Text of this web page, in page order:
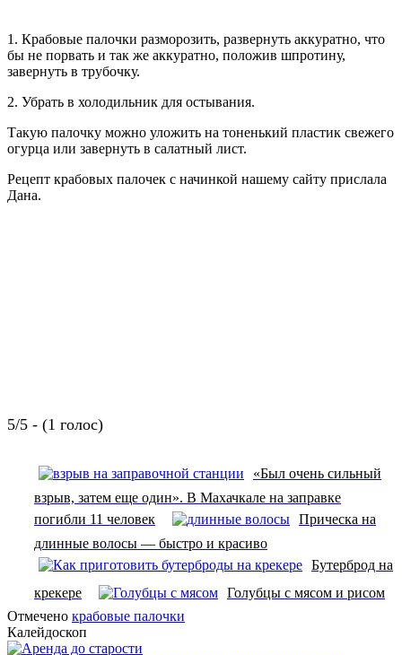
1. Крабовые палочки разморозить, развернуть аккуратно, что
бы не порвать и так же аккуратно, положив шпротину,
завернуть в трубочку.
2. Убрать в холодильник для остывания.
Такую палочку можно уложить на тоненький пластик свежего
огурца или завернуть в салатный лист.
Рецепт крабовых палочек с начинкой нашему сайту прислала
Дана.
5/5 - (1 голос)
«Был очень сильный
взрыв, затем еще один». В Махачкале на заправке
погибли 11 человек
Прическа на
длинные волосы — быстро и красиво
Бутерброд на
крекере
Голубцы с мясом и рисом
Отмечено крабовые палочки
Калейдоскоп